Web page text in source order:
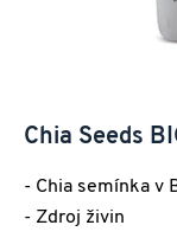
Chia Seeds
- Chia semínka v
- Zdroj živin